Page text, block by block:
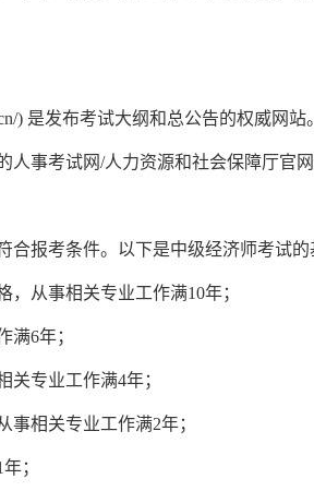
) 是发布考试大纲和总公告的权威网站。
人事考试网/人力资源和社会保障厅官
报考条件。以下是中级经济师考试的
从事相关专业工作满10年；
满6年；
关专业工作满4年；
相关专业工作满2年；
；